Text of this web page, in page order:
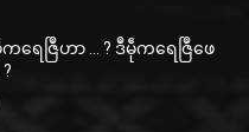
ရေဇြဳဟာ … ? ဒဳမဵုကရေဇြဳဖေ